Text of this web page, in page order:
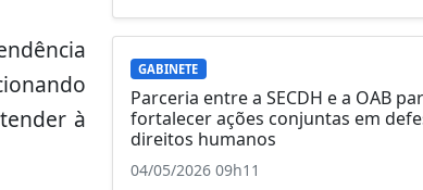
à
GABINETE
Parceria entre a SECDH e a OAB
fortalecer ações conjuntas em
direitos humanos
04/05/2026 09h11